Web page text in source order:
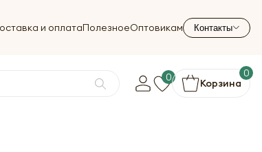
и оплатаПолезноеОптовикам Контакты
0 Корзина
0